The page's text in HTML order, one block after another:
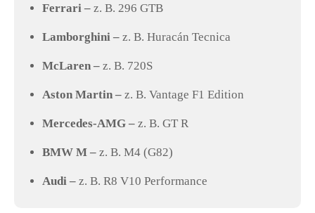
Ferrari – z. B. 296 GTB
Lamborghini – z. B. Huracán Tecnica
McLaren – z. B. 720S
Aston Martin – z. B. Vantage F1 Edition
Mercedes-AMG – z. B. GT R
BMW M – z. B. M4 (G82)
Audi – z. B. R8 V10 Performance